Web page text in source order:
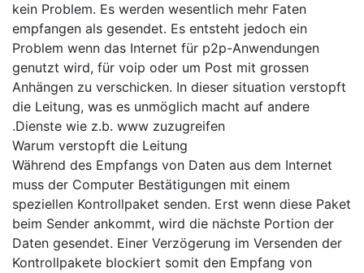
kein Problem. Es werden wesentlich mehr Faten
empfangen als gesendet. Es entsteht jedoch ein
Problem wenn das Internet für p2p-Anwendungen
genutzt wird, für voip oder um Post mit grossen
Anhängen zu verschicken. In dieser situation verstopft
die Leitung, was es unmöglich macht auf andere
Dienste wie z.b. www zuzugreifen.
Warum verstopft die Leitung
Während des Empfangs von Daten aus dem Internet
muss der Computer Bestätigungen mit einem
speziellen Kontrollpaket senden. Erst wenn diese Paket
beim Sender ankommt, wird die nächste Portion der
Daten gesendet. Einer Verzögerung im Versenden der
Kontrollpakete blockiert somit den Empfang von